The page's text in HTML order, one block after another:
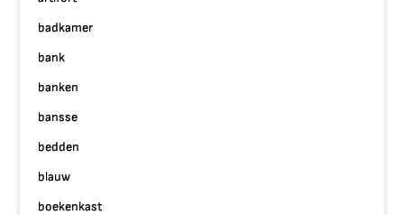
badkamer
bank
banken
bansse
bedden
blauw
boekenkast